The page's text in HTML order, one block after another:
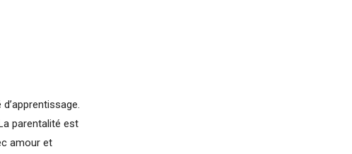
parentalité est
amour et